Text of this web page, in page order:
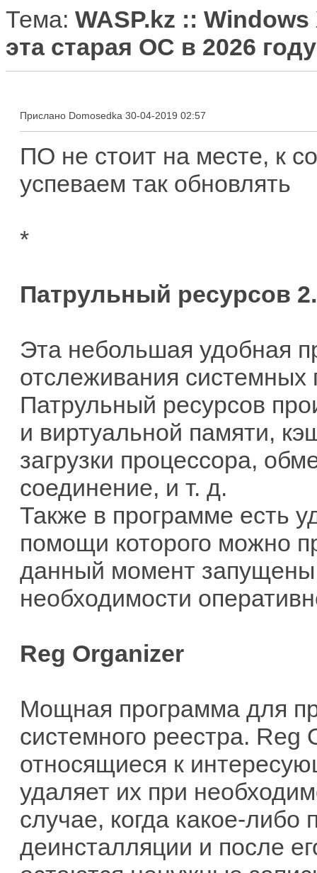
Тема: WASP.kz ::
эта старая ОС в 2026
Прислано Domosedka 30-04-2019 02:57
ПО не стоит на месте, к
успеваем так обновлять
*
Патрульный ресурсов
Эта небольшая удобная
отслеживания
Патрульный ресурсов
и виртуальной памяти,
загрузки процессора,
соединение, и т. д.
Также в программе есть
помощи которого можно
данный момент
необходимости
Reg Organizer
Мощная программа для
системного реестра.
относящиеся к
удаляет их при
случае, когда какое-
деинсталляции и после